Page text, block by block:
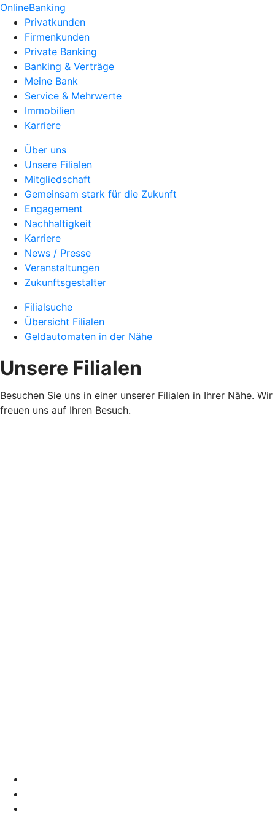
OnlineBanking
Privatkunden
Firmenkunden
Private Banking
Banking & Verträge
Meine Bank
Service & Mehrwerte
Immobilien
Karriere
Über uns
Unsere Filialen
Mitgliedschaft
Gemeinsam stark für die Zukunft
Engagement
Nachhaltigkeit
Karriere
News / Presse
Veranstaltungen
Zukunftsgestalter
Filialsuche
Übersicht Filialen
Geldautomaten in der Nähe
Unsere Filialen
Besuchen Sie uns in einer unserer Filialen in Ihrer Nähe. Wir
freuen uns auf Ihren Besuch.